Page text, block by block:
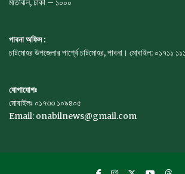
মতিঝিল, ঢাকা – ১০০০
পাবনা অফিস :
চাটমোহর উপজেলার পার্শ্বে চাটমোহর, পাবনা। মোবাইল: ০১৭১১
যোগাযোগঃ
মোবাইলঃ ০১৭৩৩ ১০৯৪০৫
Email: onabilnews@gmail.com